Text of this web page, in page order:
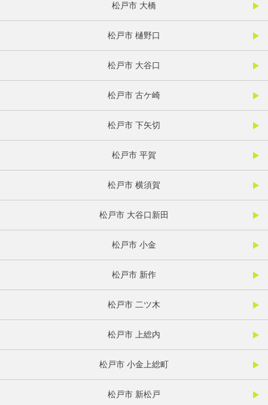
松戸市 大橋
松戸市 樋野口
松戸市 大谷口
松戸市 古ケ崎
松戸市 下矢切
松戸市 平賀
松戸市 横須賀
松戸市 大谷口新田
松戸市 小金
松戸市 新作
松戸市 二ツ木
松戸市 上総内
松戸市 小金上総町
松戸市 新松戸